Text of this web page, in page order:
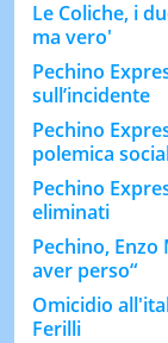
Le Coliche, i
ma vero'
Pechino
sull’incidente
Pechino
polemica
Pechino
eliminati
Pechino,
aver perso“
Omicidio
Ferilli